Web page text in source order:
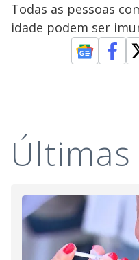
Todas as pessoas
idade podem ser
Últimas